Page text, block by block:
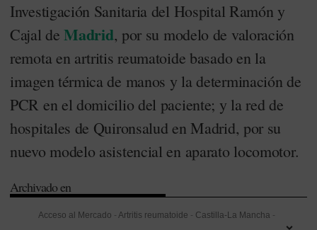
Investigación Sanitaria del Hospital Ramón y
Cajal deMadrid, por su modelo de valoración
remota en artritis reumatoide basado en la
imagen térmica de manos y la determinación de
PCR en el domicilio del paciente; y la red de
hospitales de Quironsalud en Madrid, por su
nuevo modelo asistencial en aparato locomotor.
Archivado en
Acceso al Mercado - Artritis reumatoide - Castilla-La Mancha -